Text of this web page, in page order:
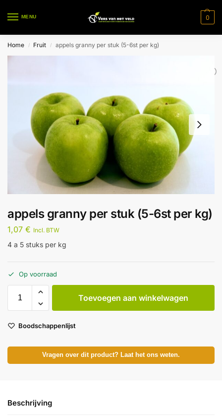
MENU 0
Home / Fruit / appels granny per stuk (5-6st per kg)
appels granny per stuk (5-6st per kg)
1,07 € Incl. BTW
4 a 5 stuks per kg
Op voorraad
Toevoegen aan winkelwagen
Boodschappenlijst
Vragen over dit product? Laat het ons weten.
Beschrijving